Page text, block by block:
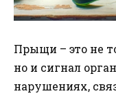
Прыщи – это не
но и сигнал
нарушениях,